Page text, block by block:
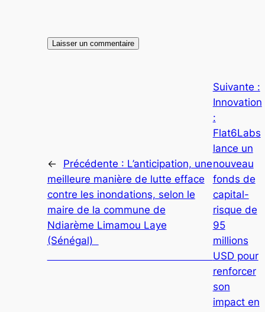
← Précédente : L’anticipation, une
meilleure manière de lutte efface
contre les inondations, selon le
maire de la commune de
Ndiarème Limamou Laye
(Sénégal)
Suivante :
Innovation
:
Flat6Labs
lance un
nouveau
fonds de
capital-
risque de
95
millions
USD pour
renforcer
son
impact en